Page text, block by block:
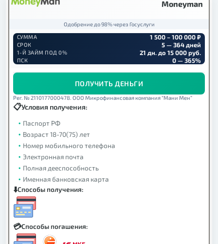
Moneyman
Одобрение до 98% через Госуслуги
СУММА
1 500 – 100 000 ₽
СРОК 5 — 364 дней
1-Й ЗАЙМ ПОД 0% 21 дн. до 15 000 руб.
ПСК 0 — 365%
ПОЛУЧИТЬ ДЕНЬГИ
Рег. № 2110177000478. ООО Микрофинансовая компания “Мани Мен”
Условия получения:
Паспорт РФ
Возраст 18-70(75) лет
Номер мобильного телефона
Электронная почта
Полная дееспособность
Именная банковская карта
Способы получения:
Способы погашения: